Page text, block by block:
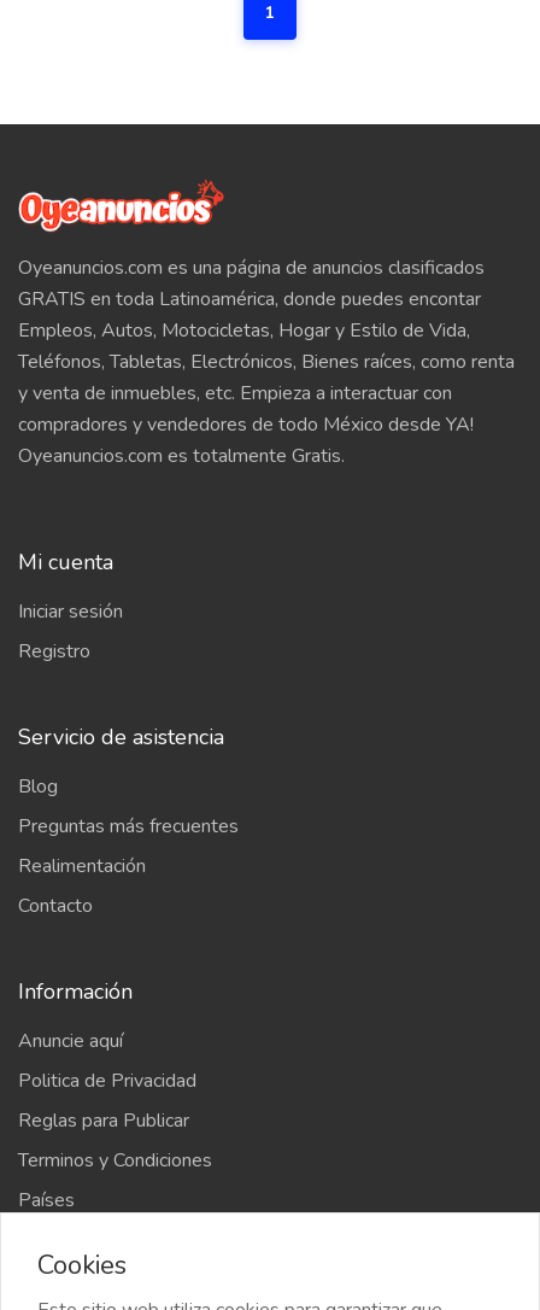
1
Oyeanuncios.com es una página de anuncios clasificados
GRATIS en toda Latinoamérica, donde puedes encontar
Empleos, Autos, Motocicletas, Hogar y Estilo de Vida,
Teléfonos, Tabletas, Electrónicos, Bienes raíces, como renta
y venta de inmuebles, etc. Empieza a interactuar con
compradores y vendedores de todo México desde YA!
Oyeanuncios.com es totalmente Gratis.
Mi cuenta
Iniciar sesión
Registro
Servicio de asistencia
Blog
Preguntas más frecuentes
Realimentación
Contacto
Información
Anuncie aquí
Politica de Privacidad
Reglas para Publicar
Terminos y Condiciones
Países
Cookies